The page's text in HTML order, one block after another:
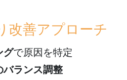
改善アプローチ
グで原因を特定
バランス調整